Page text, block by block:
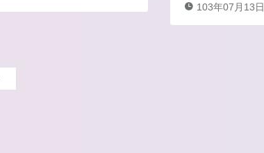
103年07月13日